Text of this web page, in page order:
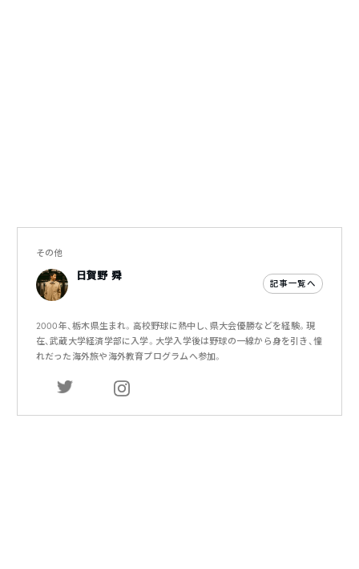
その他
日賀野 舜
記事一覧へ
2000年、栃木県生まれ。高校野球に熱中し、県大会優勝などを経験。現
在、武蔵大学経済学部に入学。大学入学後は野球の一線から身を引き、憧
れだった海外旅や海外教育プログラムへ参加。